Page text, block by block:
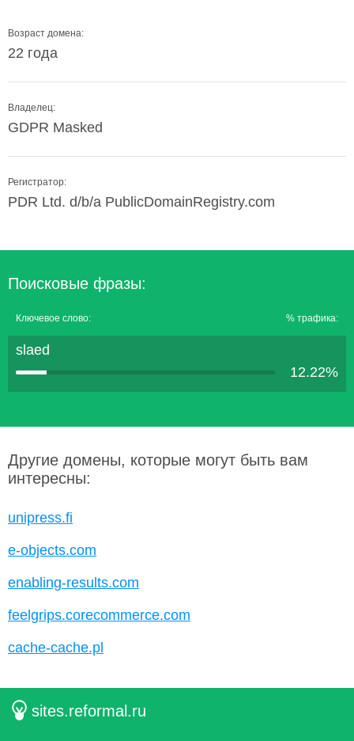
Возраст домена:
22 года
Владелец:
GDPR Masked
Регистратор:
PDR Ltd. d/b/a PublicDomainRegistry.com
Поисковые фразы:
Ключевое слово: % трафика:
slaed
12.22%
Другие домены, которые могут быть вам
интересны:
unipress.fi
e-objects.com
enabling-results.com
feelgrips.corecommerce.com
cache-cache.pl
sites.reformal.ru